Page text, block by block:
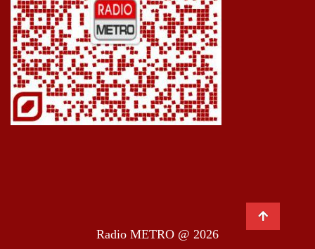
Radio METRO @ 2026